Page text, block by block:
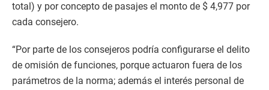
total) y por concepto de pasajes el monto de $ 4,977 por
cada consejero.
“Por parte de los consejeros podría configurarse el delito
de omisión de funciones, porque actuaron fuera de los
parámetros de la norma; además el interés personal de